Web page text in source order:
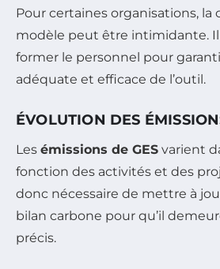
Pour certaines organisations,
modèle peut être intimidante.
former le personnel pour
adéquate et efficace de l’outil.
ÉVOLUTION DES
Les émissions de GES varient
fonction des activités et des
donc nécessaire de mettre à
bilan carbone pour qu’il
précis.